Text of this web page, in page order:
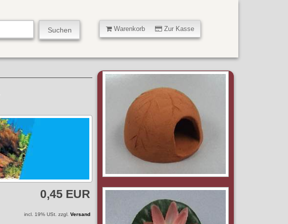
Warenkorb Zur Kasse
0,45 EUR
incl. 19% USt. zzgl.Versand